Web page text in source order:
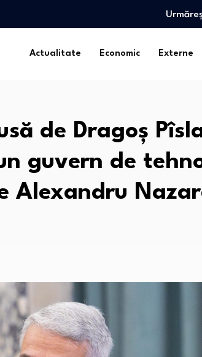
revine…
Actualitate Economic Externe
de Dragoș
guvern de
Alexandru